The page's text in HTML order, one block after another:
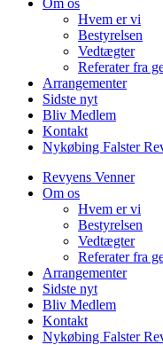
Om os
Hvem er vi
Bestyrelsen
Vedtægter
Referater fra
Arrangementer
Sidste nyt
Bliv Medlem
Kontakt
Nykøbing Falster
Revyens Venner
Om os
Hvem er vi
Bestyrelsen
Vedtægter
Referater fra
Arrangementer
Sidste nyt
Bliv Medlem
Kontakt
Nykøbing Falster